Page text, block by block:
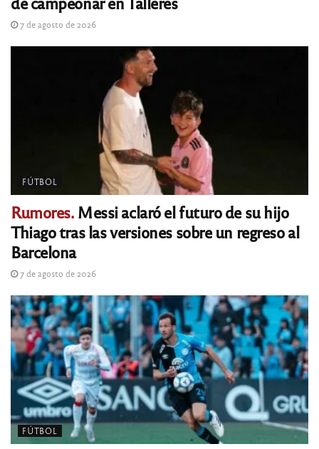
7 de agosto de 2026
FÚTBOL
Rumores.Messi aclaró el futuro de su hijo
Thiago tras las versiones sobre un regreso al
Barcelona
7 de agosto de 2026
FÚTBOL